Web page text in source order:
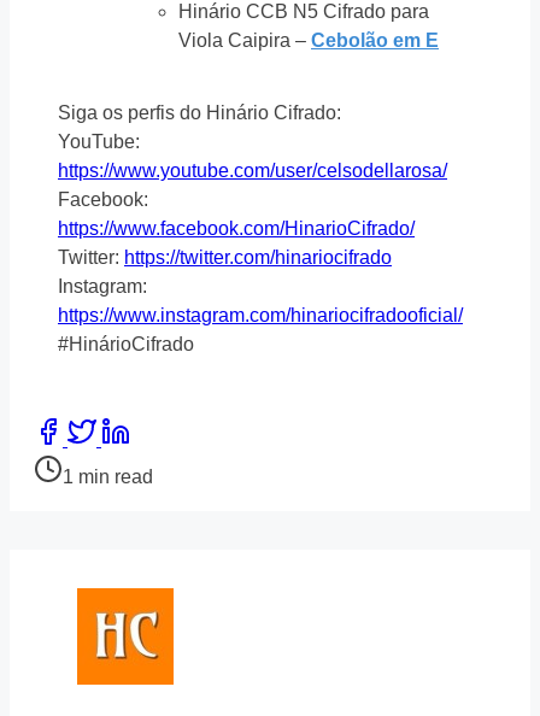
Hinário CCB N5 Cifrado para
Viola Caipira – Cebolão em E
Siga os perfis do Hinário Cifrado:
YouTube:
https://www.youtube.com/user/celsodellarosa/
Facebook:
https://www.facebook.com/HinarioCifrado/
Twitter: https://twitter.com/hinariocifrado
Instagram:
https://www.instagram.com/hinariocifradooficial/
#HinárioCifrado
Share
this
post
Post1 min read